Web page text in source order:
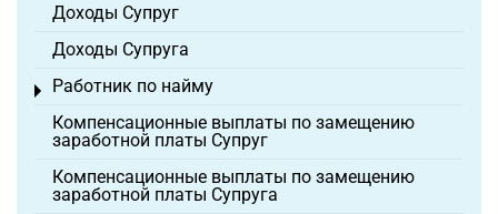
Доходы Супруг
Доходы Супруга
Работник по найму
Toggle menu
Компенсационные выплаты по замещению
заработной платы Супруг
Компенсационные выплаты по замещению
заработной платы Супруга